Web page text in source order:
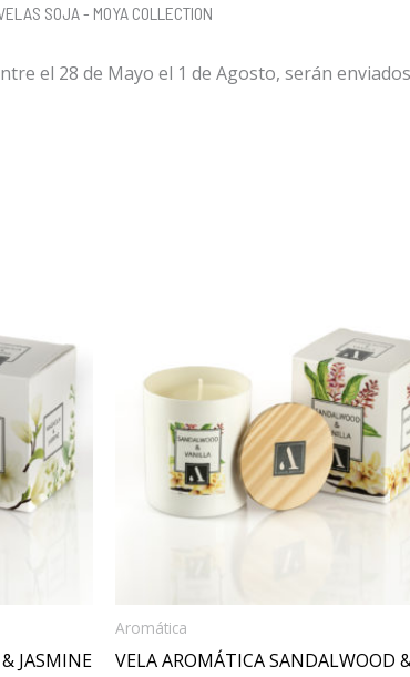
SOJA - MOYA COLLECTION
el 28 de Mayo el 1 de Agosto, serán
JASMINE
Aromática
VELA AROMÁTICA SANDALWOOD